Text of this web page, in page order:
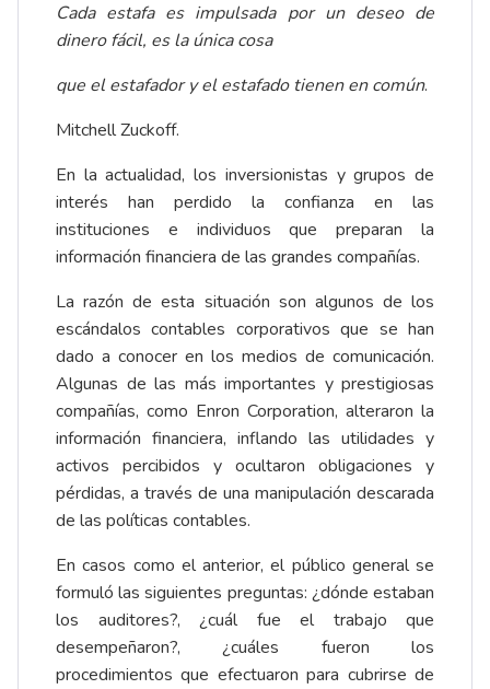
Cada estafa es impulsada por un deseo de
dinero fácil, es la única cosa
que el estafador y el estafado tienen en común.
Mitchell Zuckoff.
En la actualidad, los inversionistas y grupos de
interés han perdido la confianza en las
instituciones e individuos que preparan la
información financiera de las grandes compañías.
La razón de esta situación son algunos de los
escándalos contables corporativos que se han
dado a conocer en los medios de comunicación.
Algunas de las más importantes y prestigiosas
compañías, como Enron Corporation, alteraron la
información financiera, inflando las utilidades y
activos percibidos y ocultaron obligaciones y
pérdidas, a través de una manipulación descarada
de las políticas contables.
En casos como el anterior, el público general se
formuló las siguientes preguntas: ¿dónde estaban
los auditores?, ¿cuál fue el trabajo que
desempeñaron?, ¿cuáles fueron los
procedimientos que efectuaron para cubrirse de